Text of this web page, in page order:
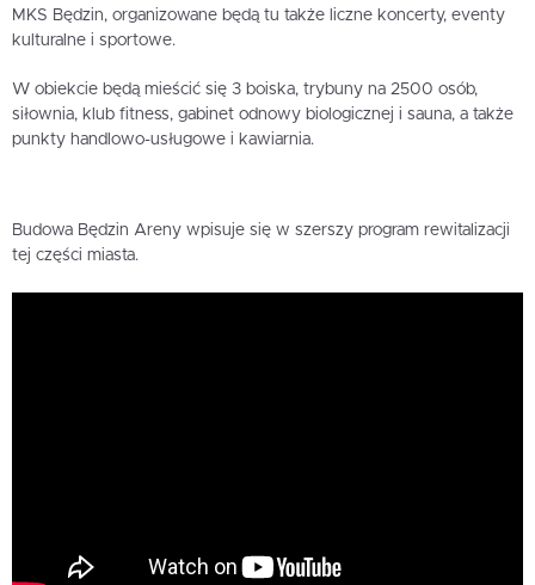
MKS Będzin, organizowane będą tu także liczne koncerty, eventy
kulturalne i sportowe.
W obiekcie będą mieścić się 3 boiska, trybuny na 2500 osób,
siłownia, klub fitness, gabinet odnowy biologicznej i sauna, a także
punkty handlowo-usługowe i kawiarnia.
Budowa Będzin Areny wpisuje się w szerszy program rewitalizacji
tej części miasta.